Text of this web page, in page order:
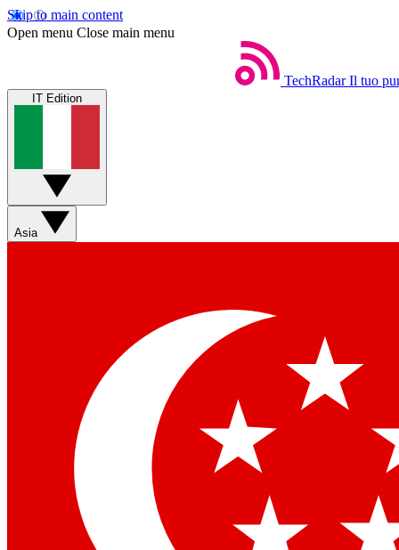
Skip to main content
Open menu Close main menu
TechRadar Il tuo
IT Edition
Asia